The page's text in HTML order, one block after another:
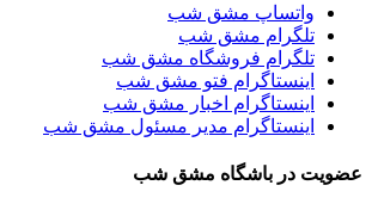
واتساپ مشق شب
تلگرام مشق شب
تلگرام فروشگاه مشق شب
اینستاگرام فتو مشق شب
اینستاگرام اخبار مشق شب
اینستاگرام مدیر مسئول مشق شب
عضویت در باشگاه مشق شب